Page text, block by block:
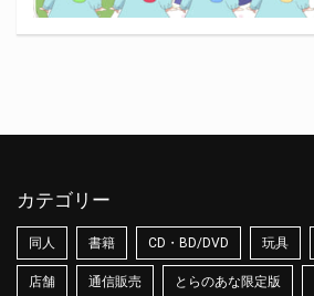
カテゴリー
同人 書籍 CD・BD/DVD 玩具
店舗 通信販売 とらのあな限定版